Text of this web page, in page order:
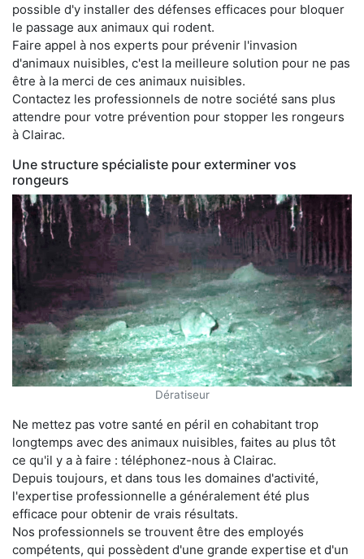
possible d'y installer des défenses efficaces pour bloquer
le passage aux animaux qui rodent.
Faire appel à nos experts pour prévenir l'invasion
d'animaux nuisibles, c'est la meilleure solution pour ne pas
être à la merci de ces animaux nuisibles.
Contactez les professionnels de notre société sans plus
attendre pour votre prévention pour stopper les rongeurs
à Clairac.
Une structure spécialiste pour exterminer vos
rongeurs
Dératiseur
Ne mettez pas votre santé en péril en cohabitant trop
longtemps avec des animaux nuisibles, faites au plus tôt
ce qu'il y a à faire : téléphonez-nous à Clairac.
Depuis toujours, et dans tous les domaines d'activité,
l'expertise professionnelle a généralement été plus
efficace pour obtenir de vrais résultats.
Nos professionnels se trouvent être des employés
compétents, qui possèdent d'une grande expertise et d'un